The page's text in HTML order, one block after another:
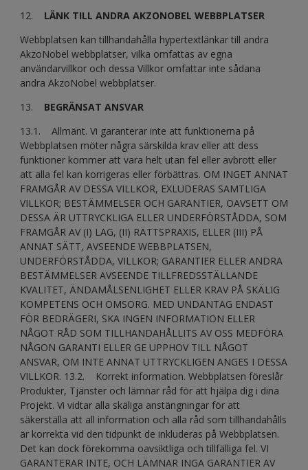
12. LÄNK TILL ANDRA AKZONOBEL WEBBPLATSER
Webbplatsen kan tillhandahålla hypertextlänkar till andra
AkzoNobel webbplatser, vilka omfattas av egna
användarvillkor och dessa Villkor omfattar inte sådana
andra AkzoNobel webbplatser.
13. BEGRÄNSAT ANSVAR
13.1. Allmänt. Vi garanterar inte att funktionerna på
Webbplatsen möter några särskilda krav eller att dess
funktioner kommer att vara helt utan fel eller avbrott eller
att alla fel kan korrigeras eller förbättras. OM INGET ANNAT
FRAMGÅR AV DESSA VILLKOR, EXLUDERAS SAMTLIGA
VILLKOR; BESTÄMMELSER OCH GARANTIER, OAVSETT OM
DESSA ÄR UTTRYCKLIGA ELLER UNDERFÖRSTÅDDA, SOM
FRAMGÅR AV (I) LAG, (II) RÄTTSPRAXIS, ELLER (III) PÅ
ANNAT SÄTT, AVSEENDE WEBBPLATSEN,
UNDERFÖRSTÅDDA, VILLKOR; GARANTIER ELLER ANDRA
BESTÄMMELSER AVSEENDE TILLFREDSSTÄLLANDE
KVALITET, ÄNDAMÅLSENLIGHET ELLER KRAV PÅ SKÄLIG
KOMPETENS OCH OMSORG. MED UNDANTAG ENDAST
FÖR BEDRÄGERI, SKA INGEN INFORMATION ELLER
NÅGOT RÅD SOM TILLHANDAHÅLLITS AV OSS MEDFÖRA
NÅGON GARANTI ELLER GE UPPHOV TILL NÅGOT
ANSVAR, OM INTE ANNAT UTTRYCKLIGEN ANGES I DESSA
VILLKOR. 13.2. Korrekt information. Webbplatsen föreslår
Produkter, Tjänster och lämnar råd för att hjälpa dig i dina
Projekt. Vi vidtar alla skäliga anstängningar för att
säkerställa att all information och alla råd som tillhandahålls
är korrekta vid den tidpunkt de inkluderas på Webbplatsen.
Det kan dock förekomma oavsiktliga och tillfälliga fel. VI
GARANTERAR INTE, OCH LÄMNAR INGA GARANTIER AV